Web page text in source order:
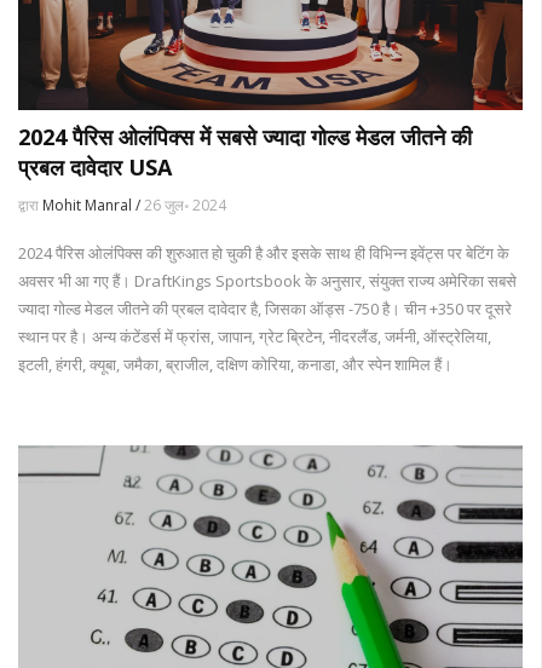
2024 पैरिस ओलंपिक्स में सबसे ज्यादा गोल्ड मेडल जीतने की
प्रबल दावेदार USA
द्वारा Mohit Manral /26 जुल॰ 2024
2024 पैरिस ओलंपिक्स की शुरुआत हो चुकी है और इसके साथ ही विभिन्न इवेंट्स पर बेटिंग के
अवसर भी आ गए हैं। DraftKings Sportsbook के अनुसार, संयुक्त राज्य अमेरिका सबसे
ज्यादा गोल्ड मेडल जीतने की प्रबल दावेदार है, जिसका ऑड्स -750 है। चीन +350 पर दूसरे
स्थान पर है। अन्य कंटेंडर्स में फ्रांस, जापान, ग्रेट ब्रिटेन, नीदरलैंड, जर्मनी, ऑस्ट्रेलिया,
इटली, हंगरी, क्यूबा, जमैका, ब्राजील, दक्षिण कोरिया, कनाडा, और स्पेन शामिल हैं।